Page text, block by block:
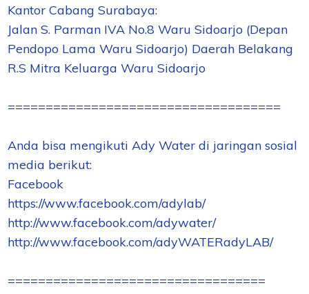
Kantor Cabang Surabaya:
Jalan S. Parman IVA No.8 Waru Sidoarjo (Depan
Pendopo Lama Waru Sidoarjo) Daerah Belakang
R.S Mitra Keluarga Waru Sidoarjo
====================================
Anda bisa mengikuti Ady Water di jaringan sosial
media berikut:
Facebook
https://www.facebook.com/adylab/
http://www.facebook.com/adywater/
http://www.facebook.com/adyWATERadyLAB/
==================================